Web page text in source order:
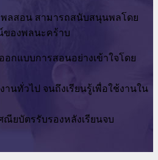
พลสอน สามารถสนับสนุนพลโดย
ของพลนะคร้าบ
อกแบบการสอนอย่างเข้าใจโดย
นทั่วไป จนถึงเรียนรู้เพื่อใช้งานใน
ยบัตรรับรองหลังเรียนจบ